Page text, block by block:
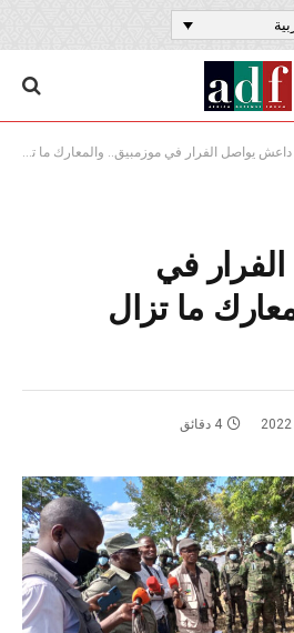
داعش يواصل الفرار في موزمبيق.. والمعارك ما تزال مستمرة
في
ما تزال
4 دقائق